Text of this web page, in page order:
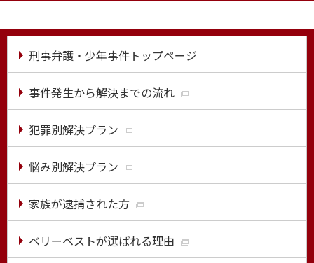
刑事弁護・少年事件トップページ
事件発生から解決までの流れ
犯罪別解決プラン
悩み別解決プラン
家族が逮捕された方
ベリーベストが選ばれる理由